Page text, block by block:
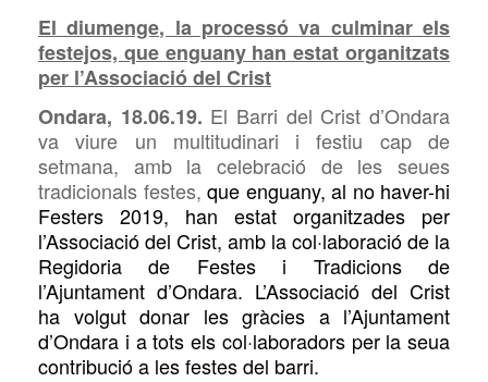
El diumenge, la processó va culminar els
festejos, que enguany han estat organitzats
per l’Associació del Crist
Ondara, 18.06.19. El Barri del Crist d’Ondara
va viure un multitudinari i festiu cap de
setmana, amb la celebració de les seues
tradicionals festes, que enguany, al no haver-hi
Festers 2019, han estat organitzades per
l’Associació del Crist, amb la col·laboració de la
Regidoria de Festes i Tradicions de
l’Ajuntament d’Ondara. L’Associació del Crist
ha volgut donar les gràcies a l’Ajuntament
d’Ondara i a tots els col·laboradors per la seua
contribució a les festes del barri.